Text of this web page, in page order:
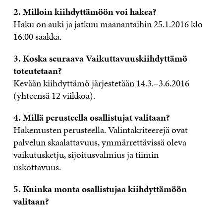
2. Milloin kiihdyttämöön voi hakea?
Haku on auki ja jatkuu maanantaihin 25.1.2016 klo
16.00 saakka.
3. Koska seuraava Vaikuttavuuskiihdyttämö
toteutetaan?
Kevään kiihdyttämö järjestetään 14.3.–3.6.2016
(yhteensä 12 viikkoa).
4. Millä perusteella osallistujat valitaan?
Hakemusten perusteella. Valintakriteerejä ovat
palvelun skaalattavuus, ymmärrettävissä oleva
vaikutusketju, sijoitusvalmius ja tiimin
uskottavuus.
5. Kuinka monta osallistujaa kiihdyttämöön
valitaan?